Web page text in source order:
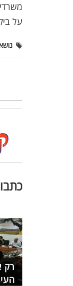
על
רק